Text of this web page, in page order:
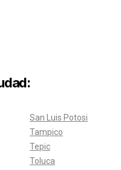
San Luis Potosi
Tampico
Tepic
Toluca